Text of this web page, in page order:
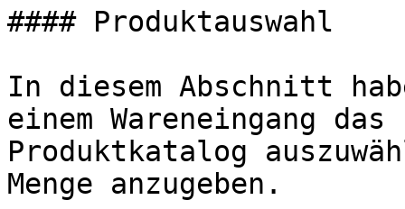
#### Produktauswahl
In diesem Abschnitt
einem Wareneingang
Produktkatalog
Menge anzugeben.